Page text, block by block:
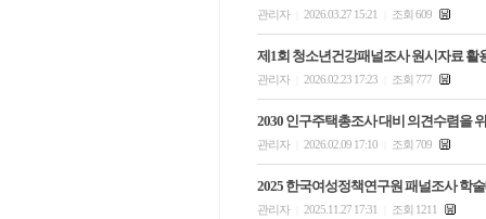
관리자 2026.03.27 15:21 조회 609
제1회 청소년건강패널조사 원시자료 활
관리자 2026.02.23 17:23 조회 777
2030 인구주택총조사 대비 의견수렴을
관리자 2026.02.09 17:10 조회 709
2025 한국여성정책연구원 패널조사 학
관리자 2025.11.27 17:31 조회 1211